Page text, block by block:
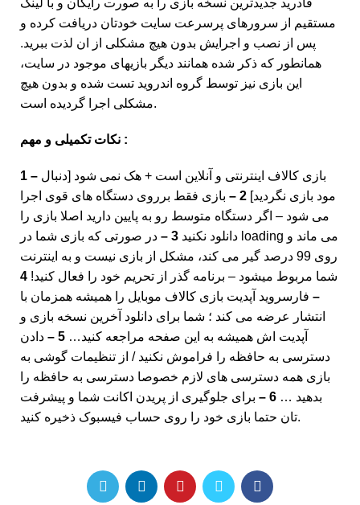
قادرید جدیدترین نسخه بازی را به صورت رایگان و با لینک
مستقیم از سرورهای پرسرعت سایت خودتان دریافت کرده و
پس از نصب و اجرایش بدون هیچ مشکلی از ان لذت ببرید.
همانطور که ذکر شده همانند دیگر بازیهای موجود در سایت،
این بازی نیز توسط گروه اندروید تست شده و بدون هیچ
مشکلی اجرا گردیده است.
نکات تکمیلی و مهم :
1 – بازی کالاف اینترنتی و آنلاین است + هک نمی شود [دنبال
مود بازی نگردید] 2 –
بازی فقط برروی دستگاه های قوی اجرا
می شود – اگر دستگاه متوسط رو به پایین دارید اصلا بازی را
دانلود نکنید 3 –
در صورتی که بازی شما در loading می ماند و
روی 99 درصد گیر می کند، مشکل از بازی نیست و به اینترنت
شما مربوط میشود – برنامه گذر از تحریم خود را فعال کنید! 4
– فارسروید آپدیت بازی کالاف موبایل را همیشه همزمان با
انتشار عرضه می کند ؛ شما برای دانلود آخرین نسخه بازی و
آپدیت اش همیشه به این صفحه مراجعه کنید… 5 –
دادن
دسترسی به حافظه را فراموش نکنید / از تنظیمات گوشی به
بازی همه دسترسی های لازم خصوصا دسترسی به حافظه را
بدهید … 6 –
برای جلوگیری از پریدن اکانت شما و پیشرفت
تان حتما بازی خود را روی حساب فیسبوک ذخیره کنید.